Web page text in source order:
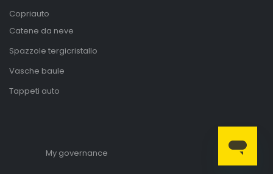
Copriauto
Catene da neve
Spazzole tergicristallo
Vasche baule
Tappeti auto
My governance